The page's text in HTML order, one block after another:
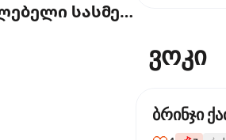
სასმელი
ვოკი
ბრინჯი